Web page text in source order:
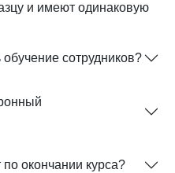
и имеют одинаковую
сотрудников?
окончании курса?